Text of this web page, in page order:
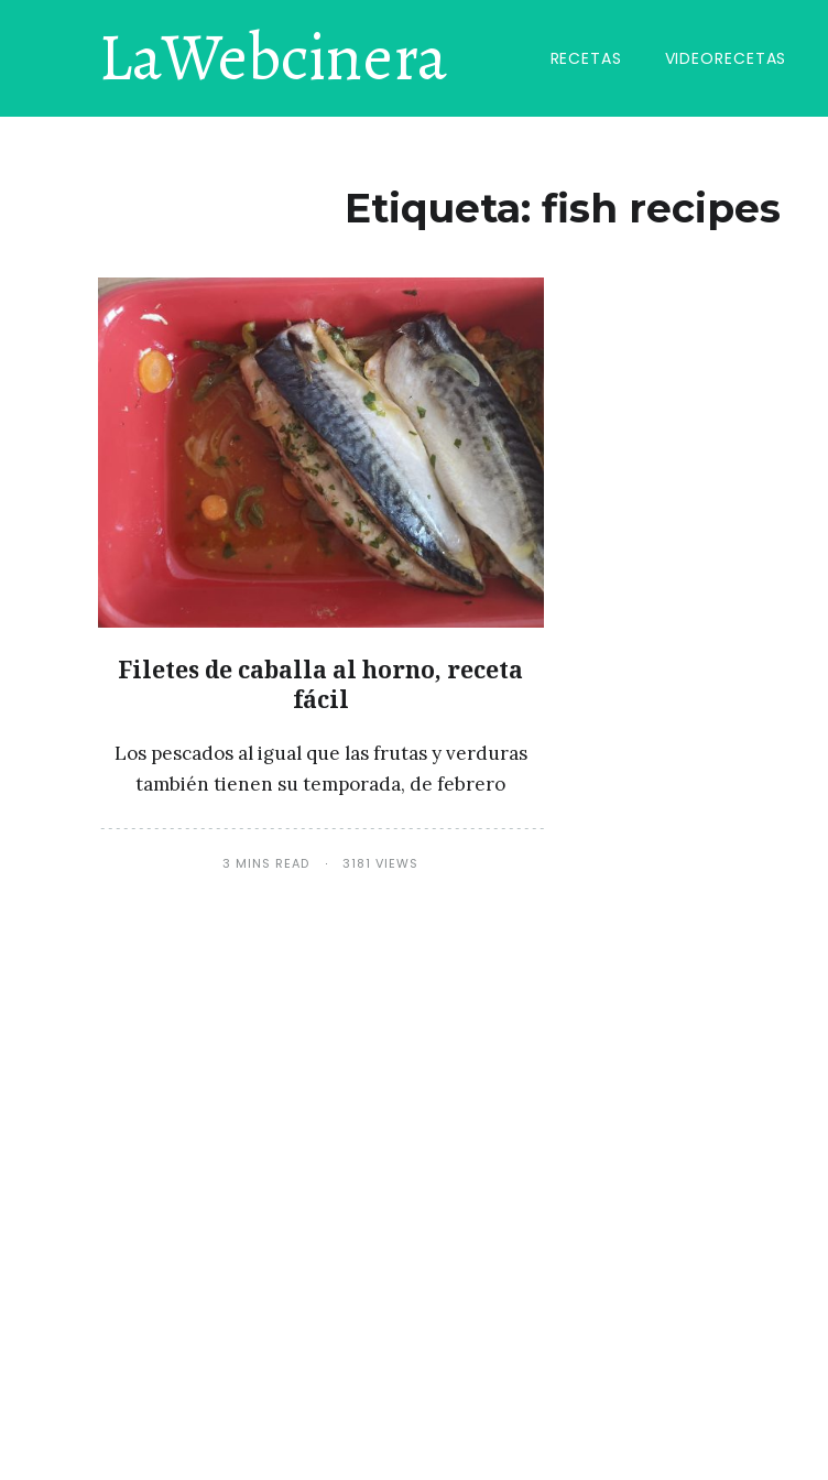
LaWebcinera RECETAS VIDEORECETAS
Etiqueta: fish recipes
Filetes de caballa al horno, receta
fácil
Los pescados al igual que las frutas y verduras
también tienen su temporada, de febrero
3 MINS READ 3181 VIEWS